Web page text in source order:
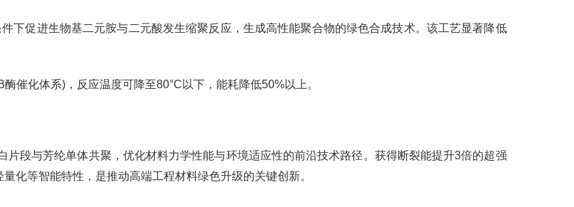
下促进生物基二元胺与二元酸发生缩聚反应，生成高性能聚合物的绿色合成技术。该工艺显著降低
催化体系)，反应温度可降至80°C以下，能耗降低50%以上。
段与芳纶单体共聚，优化材料力学性能与环境适应性的前沿技术路径。获得断裂能提升3倍的超强
化等智能特性，是推动高端工程材料绿色升级的关键创新。